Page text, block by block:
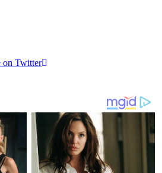
on Twitter